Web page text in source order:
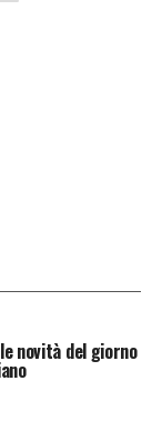
novità del giorno